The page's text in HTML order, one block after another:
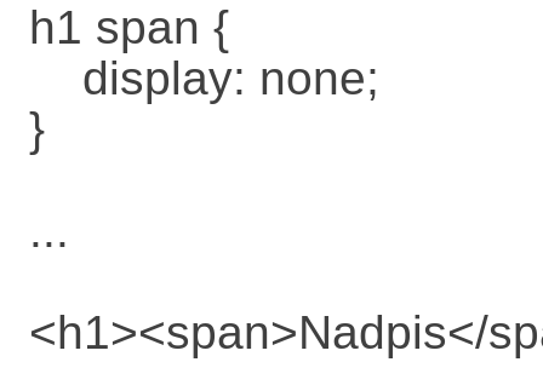
h1 span {
display: none;
}
...
<h1><span>Nadpis</